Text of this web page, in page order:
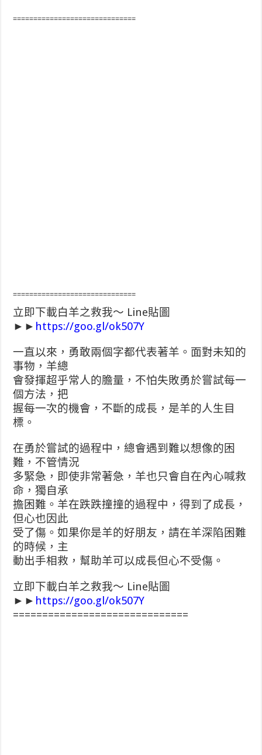
==============================
==============================
立即下載白羊之救我～ Line貼圖
►► https://goo.gl/ok507Y
一直以來，勇敢兩個字都代表著羊。面對未知的
事物，羊總
會發揮超乎常人的膽量，不怕失敗勇於嘗試每一
個方法，把
握每一次的機會，不斷的成長，是羊的人生目
標。
在勇於嘗試的過程中，總會遇到難以想像的困
難，不管情況
多緊急，即使非常著急，羊也只會自在內心喊救
命，獨自承
擔困難。羊在跌跌撞撞的過程中，得到了成長，
但心也因此
受了傷。如果你是羊的好朋友，請在羊深陷困難
的時候，主
動出手相救，幫助羊可以成長但心不受傷。
立即下載白羊之救我～ Line貼圖
►► https://goo.gl/ok507Y
==============================